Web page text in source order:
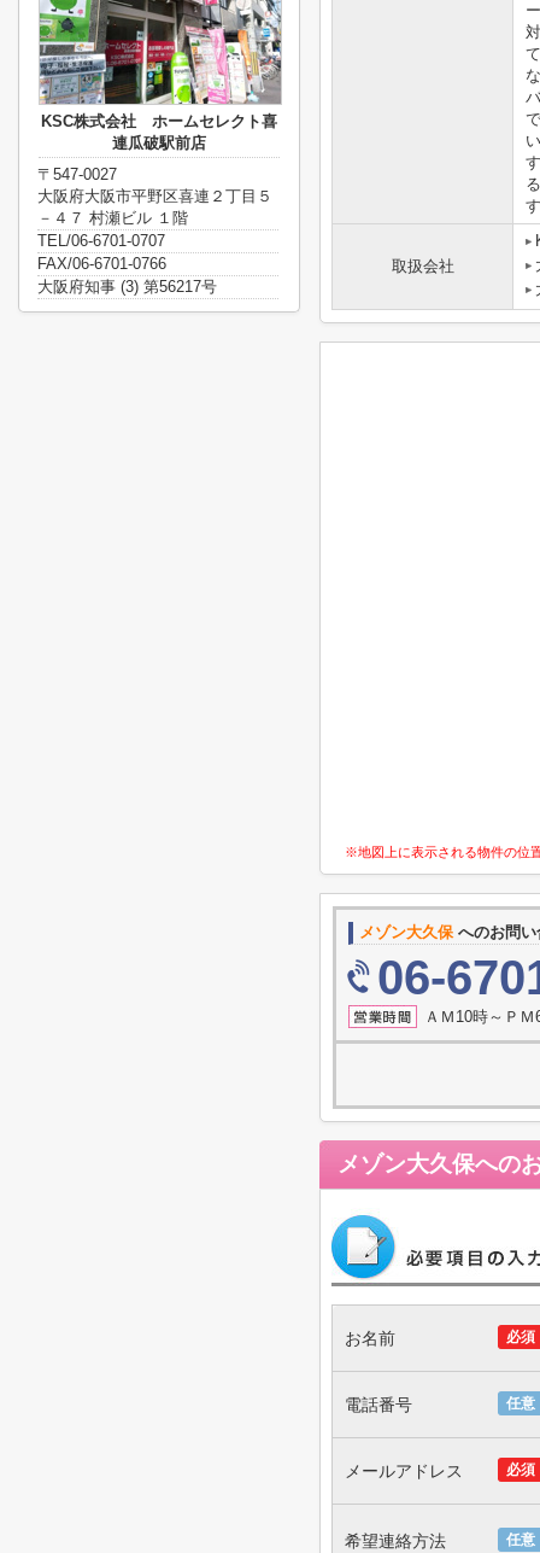
取扱会社
※地図上に表示される物件の位
メゾン大久保へのお問
06-
ＡＭ10時～Ｐ
メゾン大久保への
必須
お名前
任意
電話番号
必須
メールアドレス
任意
希望連絡方法
KSC株式会社 ホームセレクト喜
連瓜破駅前店
〒547-0027
大阪府大阪市平野区喜連２丁目５
－４７ 村瀬ビル １階
TEL/06-6701-0707
FAX/06-6701-0766
大阪府知事 (3) 第56217号